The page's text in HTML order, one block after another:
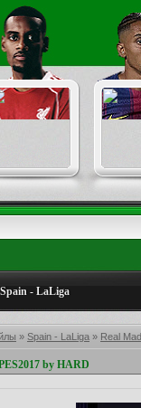
Spain - LaLiga
» Spain - LaLiga » Real
by HARD